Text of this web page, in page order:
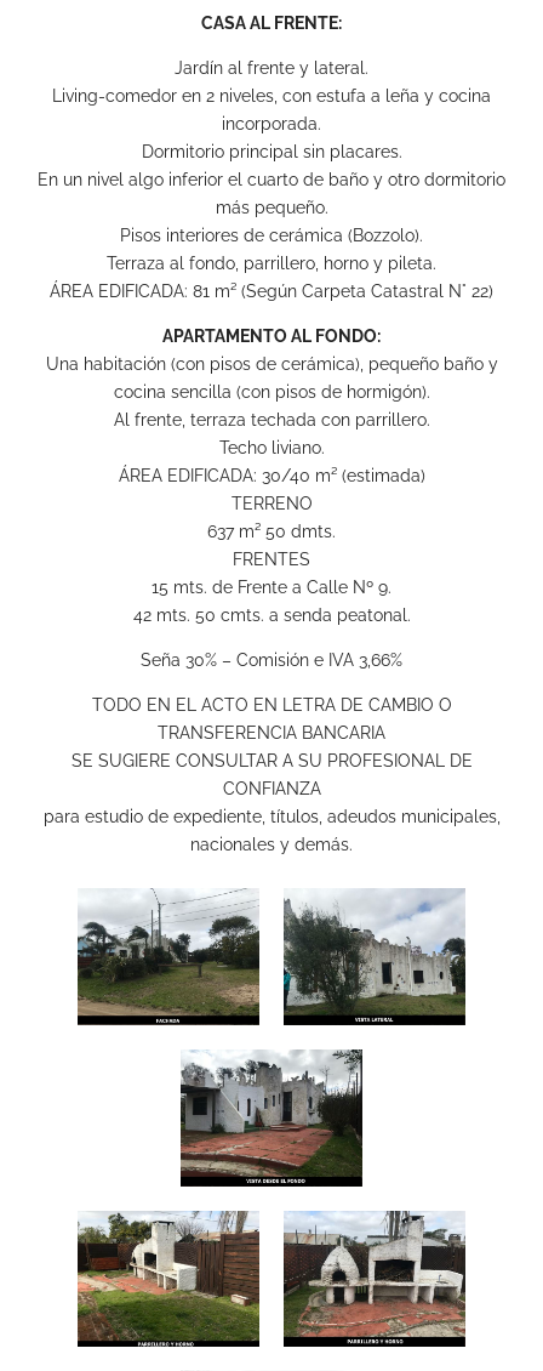
CASA AL FRENTE:
Jardín al frente y lateral.
Living-comedor en 2 niveles, con estufa a leña y cocina
incorporada.
Dormitorio principal sin placares.
En un nivel algo inferior el cuarto de baño y otro dormitorio
más pequeño.
Pisos interiores de cerámica (Bozzolo).
Terraza al fondo, parrillero, horno y pileta.
ÁREA EDIFICADA: 81 m² (Según Carpeta Catastral N° 22)
APARTAMENTO AL FONDO:
Una habitación (con pisos de cerámica), pequeño baño y
cocina sencilla (con pisos de hormigón).
Al frente, terraza techada con parrillero.
Techo liviano.
ÁREA EDIFICADA: 30/40 m² (estimada)
TERRENO
637 m² 50 dmts.
FRENTES
15 mts. de Frente a Calle Nº 9.
42 mts. 50 cmts. a senda peatonal.
Seña 30% – Comisión e IVA 3,66%
TODO EN EL ACTO EN LETRA DE CAMBIO O
TRANSFERENCIA BANCARIA
SE SUGIERE CONSULTAR A SU PROFESIONAL DE
CONFIANZA
para estudio de expediente, títulos, adeudos municipales,
nacionales y demás.